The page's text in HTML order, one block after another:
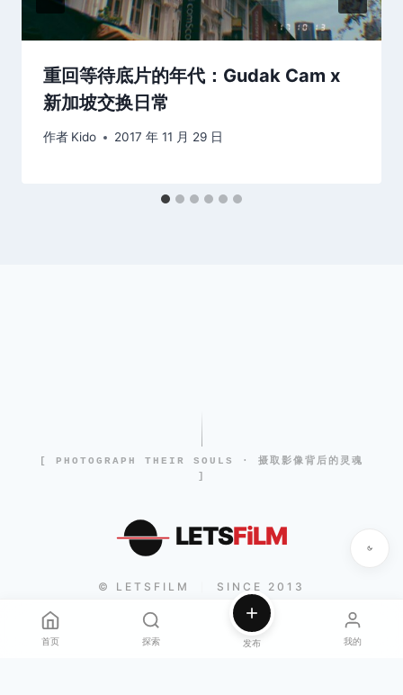
重回等待底片的年代：Gudak Cam x
新加坡交换日常
作者 Kido 2017 年 11 月 29 日
[ PHOTOGRAPH THEIR SOULS · 摄取影像背后的灵魂
]
LETSFiLM
© LETSFILM SINCE 2013
首页 探索 发布 我的